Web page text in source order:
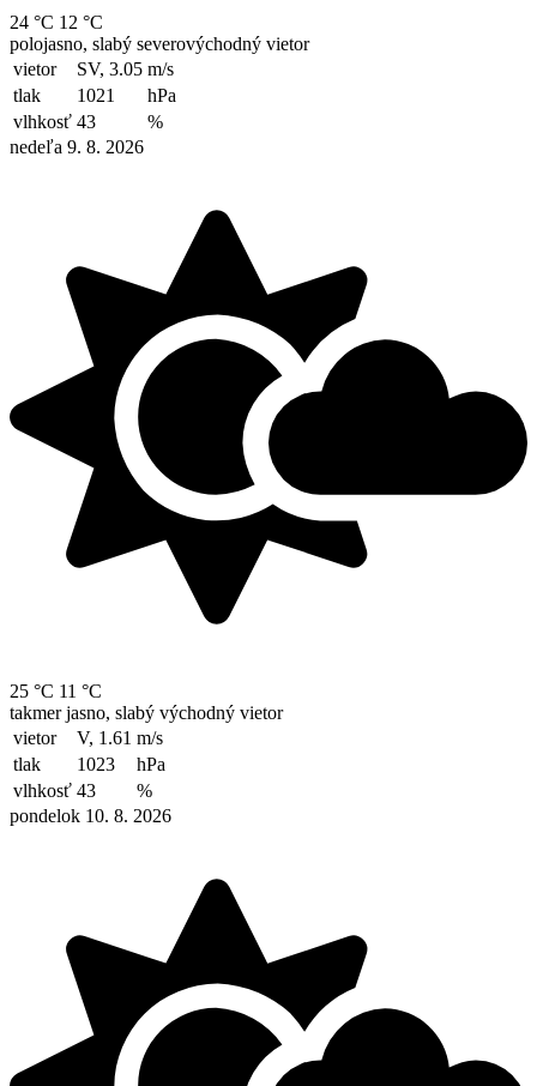
24 °C 12 °C
polojasno, slabý severovýchodný vietor
vietor
SV, 3.05 m/s
tlak
1021
hPa
vlhkosť 43
%
nedeľa 9. 8. 2026
25 °C 11 °C
takmer jasno, slabý východný vietor
vietor
V, 1.61 m/s
tlak
1023
hPa
vlhkosť 43
%
pondelok 10. 8. 2026